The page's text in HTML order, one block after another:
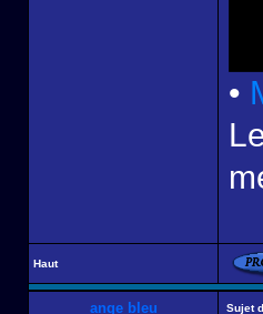
•
Haut
ange bleu Sujet